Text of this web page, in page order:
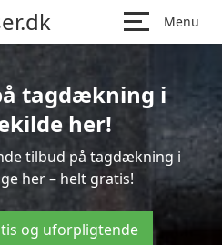
Menu
tagdækning i
her!
tilbud på tagdækning i
her – helt gratis!
og uforpligtende